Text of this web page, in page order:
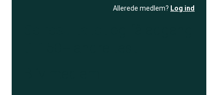
Allerede medlem? Log ind